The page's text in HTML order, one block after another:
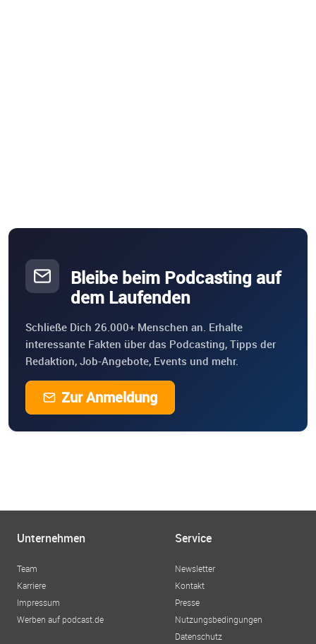
Bleibe beim Podcasting auf
dem Laufenden
Schließe Dich 26.000+ Menschen an. Erhalte
interessante Fakten über das Podcasting, Tipps der
Redaktion, Job-Angebote, Events und mehr.
Zur Anmeldung
Unternehmen
Team
Karriere
Impressum
Werben auf podcast.de
Service
Newsletter
Kontakt
Presse
Nutzungsbedingungen
Datenschutz